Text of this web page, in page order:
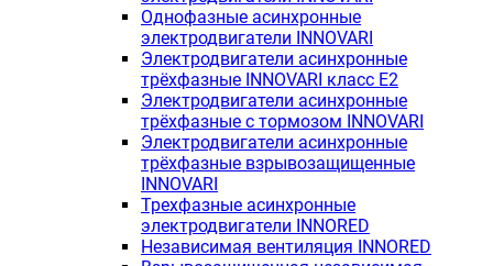
Однофазные асинхронные
электродвигатели INNOVARI
Электродвигатели асинхронные
трёхфазные INNOVARI класс E2
Электродвигатели асинхронные
трёхфазные с тормозом INNOVARI
Электродвигатели асинхронные
трёхфазные взрывозащищенные
INNOVARI
Трехфазные асинхронные
электродвигатели INNORED
Независимая вентиляция INNORED